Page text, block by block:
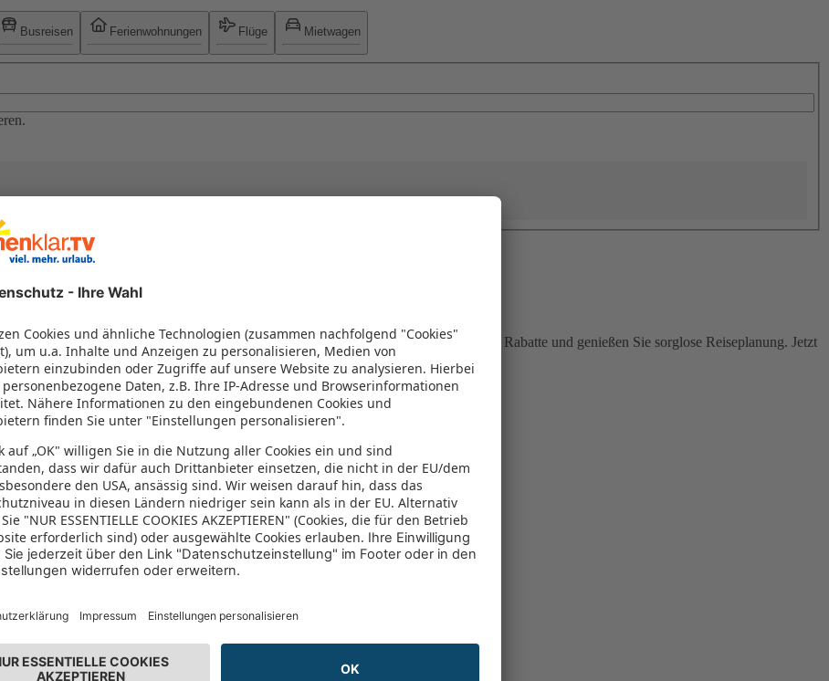
Busreisen Ferienwohnungen Flüge Mietwagen
in einem Paket kombiniert werden – das spart Zeit und Geld. Nutzen Sie attraktive Rabatte und genießen Sie sorglose Reiseplanung. Jetzt